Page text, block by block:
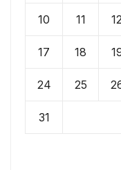
10 11 12
17 18
24 25
31